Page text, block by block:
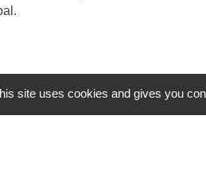
site uses cookies and gives you